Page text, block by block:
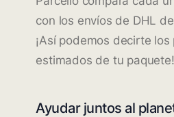
con los envíos de DHL
¡Así podemos decirte
estimados de tu paquete!
Ayudar juntos al